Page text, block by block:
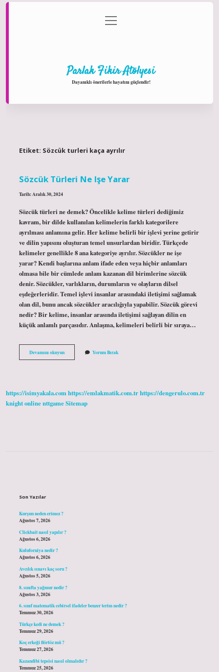
Gizlilik Politikası
menüyü
aç
Parlak Fikir Atölyesi
Dayanıklı önerilerle hayatını güçlendir!
Etiket: Sözcük turleri kaça ayrılır
Sözcük Türleri Ne Işe Yarar
Tarih: Aralık 30, 2024
Sözcük türleri ne demek? Öncelikle kelime türleri dediğimiz
kavram, bir dilde kullanılan kelimelerin farklı kategorilere
ayrılması anlamına gelir. Her kelime belirli bir işlevi yerine getirir
ve dilin yapısını oluşturan temel unsurlardan biridir. Türkçede
kelimeler genellikle 8 ana kategoriye ayrılır. Sözcükler ne işe
yarar? Kendi başlarına anlam ifade eden veya hiçbir anlamları
olmasa bile bir cümlede anlam kazanan dil birimlerine sözcük
denir. Sözcükler, varlıkların, durumların ve olayların dilsel
eşdeğerleridir. Temel işlevi insanlar arasındaki iletişimi sağlamak
olan dil, bunu ancak sözcükler aracılığıyla yapabilir. Sözcük görevi
nedir? Bir kelime, insanlar arasında iletişimi sağlayan dilin en
küçük anlamlı parçasıdır. Anlaşma, kelimeleri belirli bir sıraya…
Devamını okuyunSözcük
Türleri
Yorum Bırak
https://isimyakala.comhttps://emlakmatik.com.trhttps://dengerulo.com.tr
knight onlinenttgameSitemap
Son Yazılar
Kurşun neden erimez ?
Ağustos 7, 2026
Clickbait nasıl yapılır ?
Ağustos 6, 2026
Kuluforniya nedir ?
Ağustos 6, 2026
Avcılık sınavı kaç soru ?
Ağustos 5, 2026
8. sınıfta yağmur nedir ?
Ağustos 3, 2026
6. sınıf matematik cebirsel ifadeler benzer terim nedir ?
Temmuz 30, 2026
Türkçe kedi ne demek ?
Temmuz 29, 2026
Koç erkeği flörtöz mü ?
Temmuz 27, 2026
Kazandibi tepsisi nasıl olmalıdır ?
Temmuz 25, 2026